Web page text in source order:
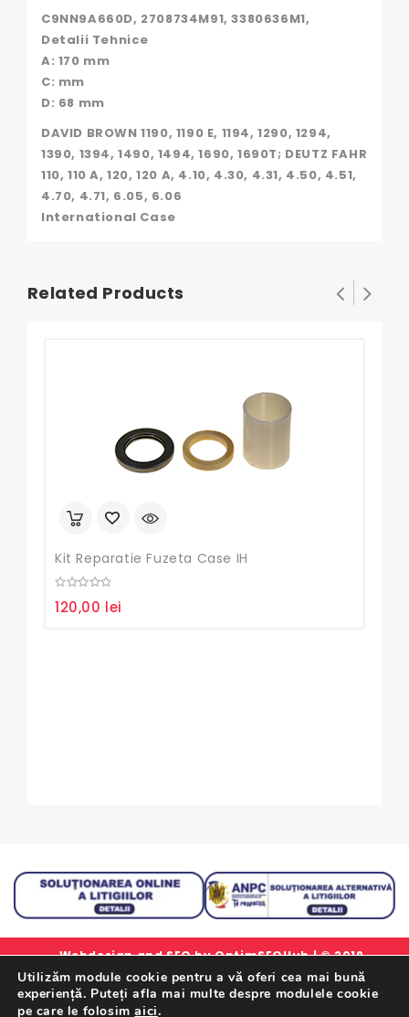
C9NN9A660D, 2708734M91, 3380636M1,
Detalii Tehnice
A: 170 mm
C: mm
D: 68 mm
DAVID BROWN 1190, 1190 E, 1194, 1290, 1294,
1390, 1394, 1490, 1494, 1690, 1690T; DEUTZ FAHR
110, 110 A, 120, 120 A, 4.10, 4.30, 4.31, 4.50, 4.51,
4.70, 4.71, 6.05, 6.06
International Case
Related Products
Kit Reparatie Fuzeta Case IH
out
120,00 lei
Webdesign and SEO byOptimSEOHub| © 2019
simlorex.ro - Toate drepturile rezervate.
Formular Retur Garantii
Certificat Garantie
Utilizăm module cookie pentru a vă oferi cea mai bună
experiență. Puteți afla mai multe despre modulele cookie
pe care le folosim aici.